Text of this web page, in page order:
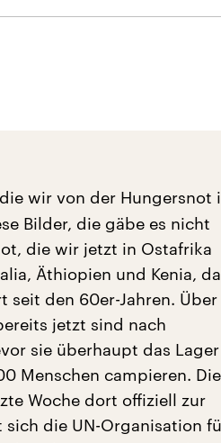
wir von der Hungersnot
Bilder, die gäbe es nicht
die wir jetzt in Ostafrika
Äthiopien und Kenia,
seit den 60er-Jahren. Über
jetzt sind nach
sie überhaupt das Lager
Menschen campieren. Die
Woche dort offiziell zur
die UN-Organisation